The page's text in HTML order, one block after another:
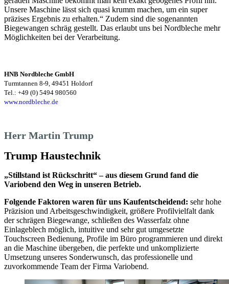
Unsere Maschine lässt sich quasi krumm machen, um ein super
präzises Ergebnis zu erhalten.“ Zudem sind die sogenannten
Biegewangen schräg gestellt. Das erlaubt uns bei Nordbleche mehr
Möglichkeiten bei der Verarbeitung.
HNB Nordbleche GmbH
Turmtannen 8-9, 49451 Holdorf
Tel.: +49 (0) 5494 980560
www.nordbleche.de
Herr Martin Trump
Trump Haustechnik
„Stillstand ist Rückschritt“ – aus diesem Grund fand die
Variobend den Weg in unseren Betrieb.
Folgende Faktoren waren für uns Kaufentscheidend: sehr hohe
Präzision und Arbeitsgeschwindigkeit, größere Profilvielfalt dank
der schrägen Biegewange, schließen des Wasserfalz ohne
Einlageblech möglich, intuitive und sehr gut umgesetzte
Touchscreen Bedienung, Profile im Büro programmieren und direkt
an die Maschine übergeben, die perfekte und unkomplizierte
Umsetzung unseres Sonderwunsch, das professionelle und
zuvorkommende Team der Firma Variobend.